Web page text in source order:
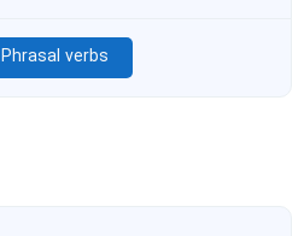
Phrasal verbs بیشتر